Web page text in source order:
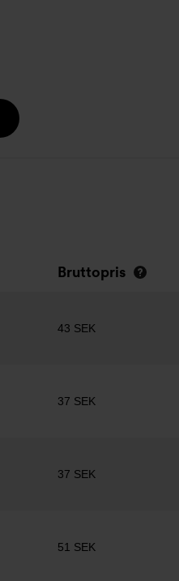
Bruttopris
43 SEK
37 SEK
37 SEK
51 SEK